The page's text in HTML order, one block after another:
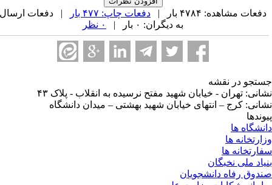
دفعات مشاهده: ۴۷۸۴ بار | دفعات چاپ: ۴۷۷ بار
| دفعات ارسال
به دیگران: ۰ بار |
در نقشه
تهران - خیابان شهید مفتح نرسیده به انقلاب - پلاک ۴۳
کرج – انتهای خیابان شهید بهشتی – میدان دانشگاه
ها
ها
ها
ملی نخبگان
رفاه دانشجویان